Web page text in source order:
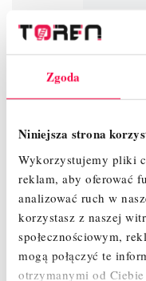
Zgoda
Niniejsza strona
Wykorzystujemy pliki
reklam, aby oferować
analizować ruch w
korzystasz z naszej
społecznościowym,
mogą połączyć te
otrzymanymi od
Bądź